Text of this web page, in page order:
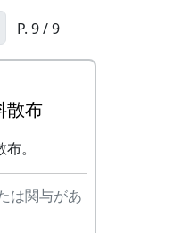
てしま
園の草
作業の
P. 9 / 9
散布
。
は関与があ